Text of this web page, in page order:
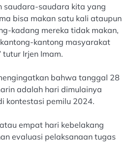
saudara-saudara kita yang
bisa makan satu kali ataupun
kadang mereka tidak makan,
kantong masyarakat
tutur Irjen Imam.
bahwa tanggal 28
adalah hari dimulainya
kontestasi pemilu 2024.
empat hari kebelakang
evaluasi pelaksanaan tugas